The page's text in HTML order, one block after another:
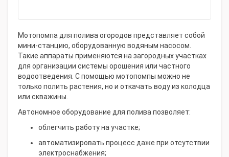
Мотопомпа для полива огородов представляет собой
мини-станцию, оборудованную водяным насосом.
Такие аппараты применяются на загородных участках
для организации системы орошения или частного
водоотведения. С помощью мотопомпы можно не
только полить растения, но и откачать воду из колодца
или скважины.
Автономное оборудование для полива позволяет:
облегчить работу на участке;
автоматизировать процесс даже при отсутствии
электроснабжения;